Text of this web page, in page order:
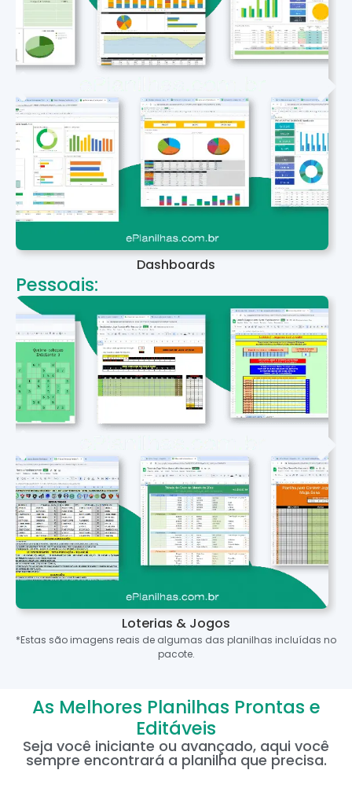
Dashboards
Pessoais:
Loterias & Jogos
*Estas são imagens reais de algumas das planilhas incluídas no
pacote.
As Melhores Planilhas Prontas e
Editáveis
Seja você iniciante ou avançado, aqui você
sempre encontrará a planilha que precisa.